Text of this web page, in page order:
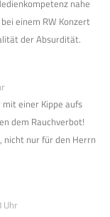
nahe
einem RW Konzert
der Absurdität.
einer Kippe aufs
dem Rauchverbot!
nicht nur für den Herrn
Uhr